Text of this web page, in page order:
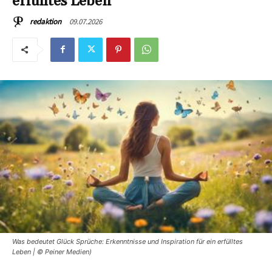
redaktion 09.07.2026
Was bedeutet Glück Sprüche: Erkenntnisse und Inspiration für ein erfülltes
Leben | © Peiner Medien)